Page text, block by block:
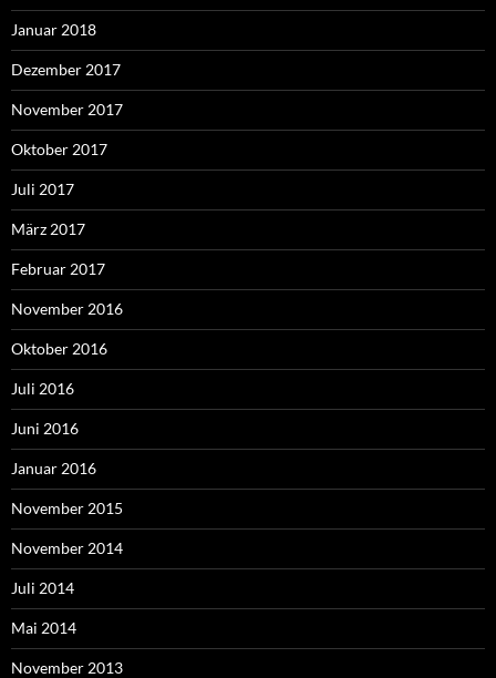
Januar 2018
Dezember 2017
November 2017
Oktober 2017
Juli 2017
März 2017
Februar 2017
November 2016
Oktober 2016
Juli 2016
Juni 2016
Januar 2016
November 2015
November 2014
Juli 2014
Mai 2014
November 2013